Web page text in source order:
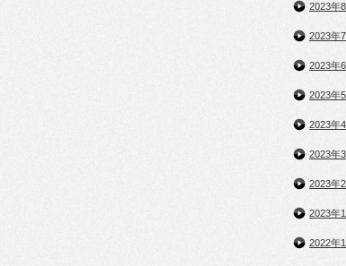
2023年
2023年
2023年
2023年
2023年
2023年
2023年
2023年
2022年